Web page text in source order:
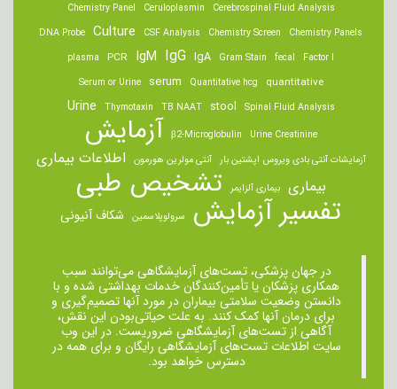
Cerebrospinal Fluid Analysis
Ceruloplasmin
Chemistry Panel
Chemistry Panels
Chemistry Screen
CSF Analysis
Culture
DNA Probe
Factor I
fecal
Gram Stain
IgA
IgG
IgM
PCR
plasma
quantitative
Quantitative hcg
serum
Serum or Urine
Spinal Fluid Analysis
stool
TB NAAT
Thymotaxin
Urine
Urine Creatinine
β2-Microglobulin آزمایش
آزمایشات آنتی بادی ویروس اپشتین بار آنتی مولرین هورمون اطلاعات بیماری
بیماری بیماری آلزایمر تشخیص طبی
تفسیر آزمایش سرولوپلاسمین شکاف آنیونی
در جهان پزشکی، تست‌های آزمایشگاهی می‌توانند سبب
همکاری پزشکان یا تأمین‌کنندگان خدمات بهداشتی شده و با
دانستن وضعیت سلامتی بیماران در مورد آنها تصمیم‌گیری و
برای درمان ‌آنها کمک کنند. به علت حیاتی‌بودن این نقش،
آگاهی از تست‌های آزمایشگاهی ضروریست. در این وب
سایت اطلاعات تست‌های آزمایشگاهی رایگان و برای همه در
دسترس خواهد بود.